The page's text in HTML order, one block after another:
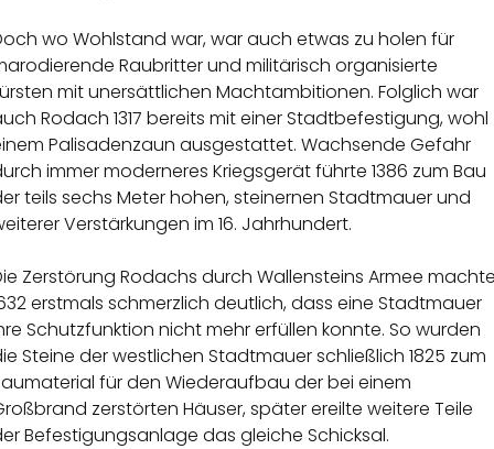
wo Wohlstand war, war auch etwas zu holen für
Raubritter und militärisch organisierte
mit unersättlichen Machtambitionen. Folglich war
Rodach 1317 bereits mit einer Stadtbefestigung, wohl
Palisadenzaun ausgestattet. Wachsende Gefahr
immer moderneres Kriegsgerät führte 1386 zum Bau
teils sechs Meter hohen, steinernen Stadtmauer und
Verstärkungen im 16. Jahrhundert.
Zerstörung Rodachs durch Wallensteins Armee
erstmals schmerzlich deutlich, dass eine Stadtmauer
Schutzfunktion nicht mehr erfüllen konnte. So wurden
Steine der westlichen Stadtmauer schließlich 1825 zum
für den Wiederaufbau der bei einem
zerstörten Häuser, später ereilte weitere Teile
Befestigungsanlage das gleiche Schicksal.